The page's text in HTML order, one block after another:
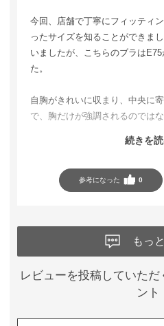
今回、店舗で丁寧にフィッティ
ったサイズを知ることができま
いましたが、こちらのブラは
た。
自胸がきれいに収まり、中央に
で、胸だけが強調されるのでは
てくれるのに苦しくありません
触りがよく、暑い季節にも使い
自分に合うブラを見つけるきっ
くださった店員さんに感謝してい
セール期間中だったので、お得
す。着け心地やシルエットがと
期間中にリピート購入したいと思
続きを
参考になった 0
もっ
レビューを投稿していた
ント